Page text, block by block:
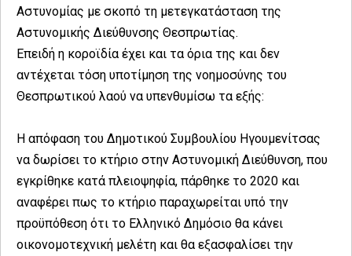
Αστυνομίας με σκοπό τη μετεγκατάσταση της
Αστυνομικής Διεύθυνσης Θεσπρωτίας.
Επειδή η κοροϊδία έχει και τα όρια της και δεν
αντέχεται τόση υποτίμηση της νοημοσύνης του
Θεσπρωτικού λαού να υπενθυμίσω τα εξής:
Η απόφαση του Δημοτικού Συμβουλίου Ηγουμενίτσας
να δωρίσει το κτήριο στην Αστυνομική Διεύθυνση, που
εγκρίθηκε κατά πλειοψηφία, πάρθηκε το 2020 και
αναφέρει πως το κτήριο παραχωρείται υπό την
προϋπόθεση ότι το Ελληνικό Δημόσιο θα κάνει
οικονομοτεχνική μελέτη και θα εξασφαλίσει την